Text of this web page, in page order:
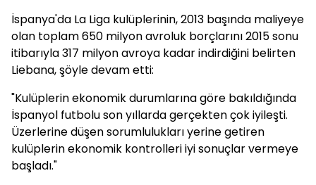
İspanya'da La Liga kulüplerinin, 2013 başında maliyeye
olan toplam 650 milyon avroluk borçlarını 2015 sonu
itibarıyla 317 milyon avroya kadar indirdiğini belirten
Liebana, şöyle devam etti:
"Kulüplerin ekonomik durumlarına göre bakıldığında
İspanyol futbolu son yıllarda gerçekten çok iyileşti.
Üzerlerine düşen sorumlulukları yerine getiren
kulüplerin ekonomik kontrolleri iyi sonuçlar vermeye
başladı."